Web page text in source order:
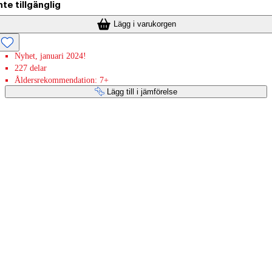
tillgänglig
Lägg i varukorgen
Nyhet, januari 2024!
227 delar
Åldersrekommendation: 7+
Lägg till i jämförelse